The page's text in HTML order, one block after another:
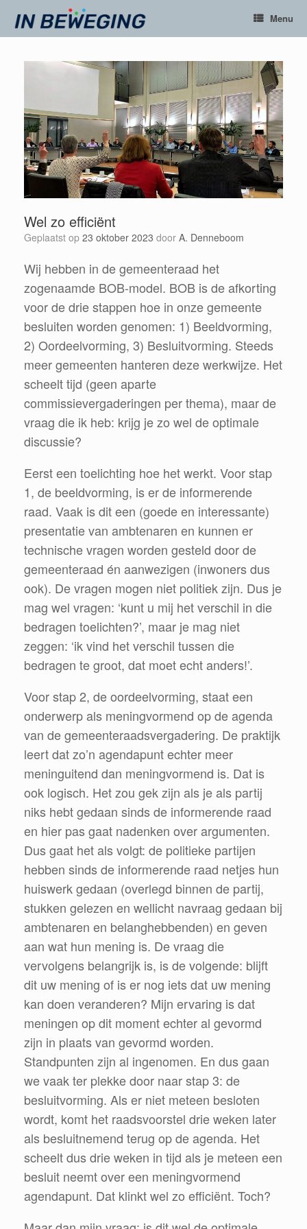
naar
Menu
Wel zo efficiënt
Geplaatst op 23 oktober 2023 door A. Denneboom
Wij hebben in de gemeenteraad het
zogenaamde BOB-model. BOB is de afkorting
voor de drie stappen hoe in onze gemeente
besluiten worden genomen: 1) Beeldvorming,
2) Oordeelvorming, 3) Besluitvorming. Steeds
meer gemeenten hanteren deze werkwijze. Het
scheelt tijd (geen aparte
commissievergaderingen per thema), maar de
vraag die ik heb: krijg je zo wel de optimale
discussie?
Eerst een toelichting hoe het werkt. Voor stap
1, de beeldvorming, is er de informerende
raad. Vaak is dit een (goede en interessante)
presentatie van ambtenaren en kunnen er
technische vragen worden gesteld door de
gemeenteraad én aanwezigen (inwoners dus
ook). De vragen mogen niet politiek zijn. Dus je
mag wel vragen: ‘kunt u mij het verschil in die
bedragen toelichten?’, maar je mag niet
zeggen: ‘ik vind het verschil tussen die
bedragen te groot, dat moet echt anders!’.
Voor stap 2, de oordeelvorming, staat een
onderwerp als meningvormend op de agenda
van de gemeenteraadsvergadering. De praktijk
leert dat zo’n agendapunt echter meer
meninguitend dan meningvormend is. Dat is
ook logisch. Het zou gek zijn als je als partij
niks hebt gedaan sinds de informerende raad
en hier pas gaat nadenken over argumenten.
Dus gaat het als volgt: de politieke partijen
hebben sinds de informerende raad netjes hun
huiswerk gedaan (overlegd binnen de partij,
stukken gelezen en wellicht navraag gedaan bij
ambtenaren en belanghebbenden) en geven
aan wat hun mening is. De vraag die
vervolgens belangrijk is, is de volgende: blijft
dit uw mening of is er nog iets dat uw mening
kan doen veranderen? Mijn ervaring is dat
meningen op dit moment echter al gevormd
zijn in plaats van gevormd worden.
Standpunten zijn al ingenomen. En dus gaan
we vaak ter plekke door naar stap 3: de
besluitvorming. Als er niet meteen besloten
wordt, komt het raadsvoorstel drie weken later
als besluitnemend terug op de agenda. Het
scheelt dus drie weken in tijd als je meteen een
besluit neemt over een meningvormend
agendapunt. Dat klinkt wel zo efficiënt. Toch?